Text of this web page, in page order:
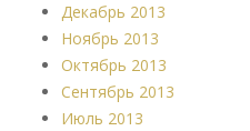
Декабрь 2013
Ноябрь 2013
Октябрь 2013
Сентябрь 2013
Июль 2013